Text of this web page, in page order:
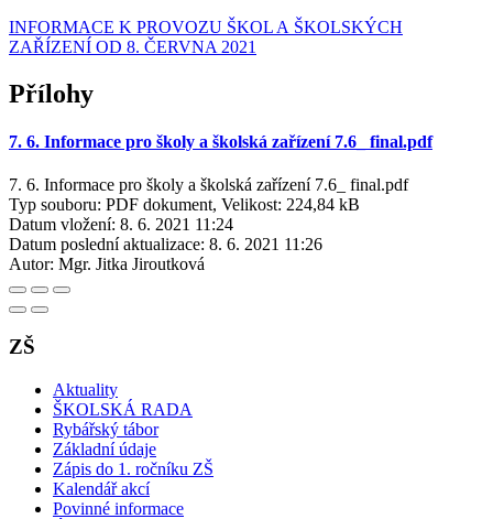
INFORMACE K PROVOZU ŠKOL A ŠKOLSKÝCH
ZAŘÍZENÍ OD 8. ČERVNA 2021
Přílohy
7. 6. Informace pro školy a školská zařízení 7.6_ final.pdf
7. 6. Informace pro školy a školská zařízení 7.6_ final.pdf
Typ souboru: PDF dokument, Velikost: 224,84 kB
Datum vložení: 8. 6. 2021 11:24
Datum poslední aktualizace: 8. 6. 2021 11:26
Autor: Mgr. Jitka Jiroutková
ZŠ
Aktuality
ŠKOLSKÁ RADA
Rybářský tábor
Základní údaje
Zápis do 1. ročníku ZŠ
Kalendář akcí
Povinné informace